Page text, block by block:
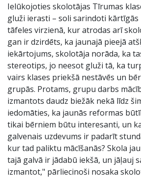
Ielūkojoties skolotājas Tīrumas
gluži ierasti – soli sarindoti
tāfeles virzienā, kur atrodas arī
gan ir dzirdēts, ka jaunajā pieejā
iekārtojums, skolotāja norāda, ka
stereotips, jo neesot gluži tā, ka
vairs klases priekšā nestāvēs un
grupās. Protams, grupu darbs
izmantots daudz biežāk nekā līdz
iedomāties, ka jaunās reformas
tikai bērniem būtu interesanti, un
galvenais uzdevums ir padarīt
kur tad paliktu mācīšanās? Skola
tajā galvā ir jādabū iekšā, un jāļauj
izmantot," pārliecinoši nosaka